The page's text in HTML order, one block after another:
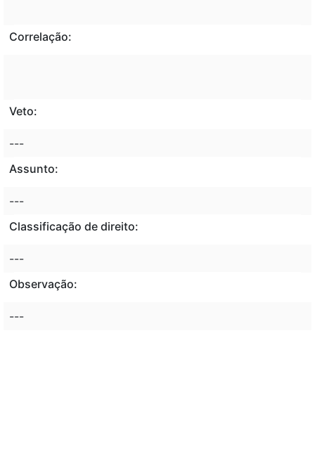
Correlação:
Veto:
---
Assunto:
---
Classificação de direito:
---
Observação:
---